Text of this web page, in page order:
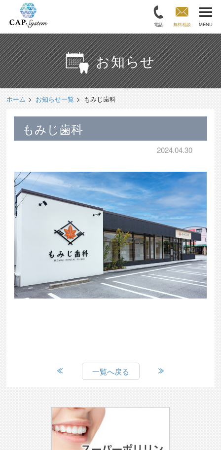
電話 無料相談 MENU
お知らせ
ホーム お知らせ一覧 もみじ歯科
もみじ歯科
2024.04.30
一覧へ戻る